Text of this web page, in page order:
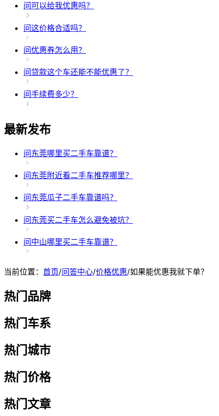
问可以给我优惠吗？
问这价格合适吗？
问优惠券怎么用？
问贷款这个车还能不能优惠了？
问手续费多少？
最新发布
问东莞哪里买二手车靠谱？
问东莞附近看二手车推荐哪里？
问东莞瓜子二手车靠谱吗？
问东莞买二手车怎么避免被坑？
问中山哪里买二手车靠谱？
当前位置： 首页/问答中心/价格优惠/如果能优惠我就下单？
热门品牌
热门车系
热门城市
热门价格
热门文章